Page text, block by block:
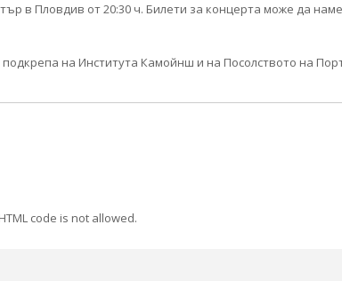
в Пловдив от 20:30 ч. Билети за концерта може да
на Института Камойнш и на Посолството на
code is not allowed.